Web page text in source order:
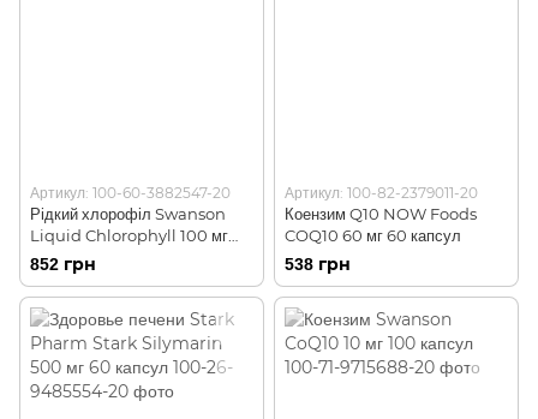
Артикул: 100-60-3882547-20
Рідкий хлорофіл Swanson
Liquid Chlorophyll 100 мг
473 мл (16FL OZ)
852 грн
Артикул: 100-82-2379011-20
Коензим Q10 NOW Foods
COQ10 60 мг 60 капсул
538 грн